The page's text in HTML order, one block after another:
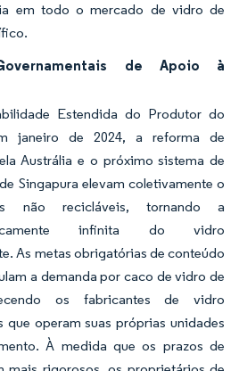
em todo o mercado de vidro de
de Apoio à
Estendida do Produtor do
janeiro de 2024, a reforma de
Austrália e o próximo sistema de
Singapura elevam coletivamente o
não recicláveis, tornando a
infinita do vidro
As metas obrigatórias de conteúdo
a demanda por caco de vidro de
os fabricantes de vidro
operam suas próprias unidades
À medida que os prazos de